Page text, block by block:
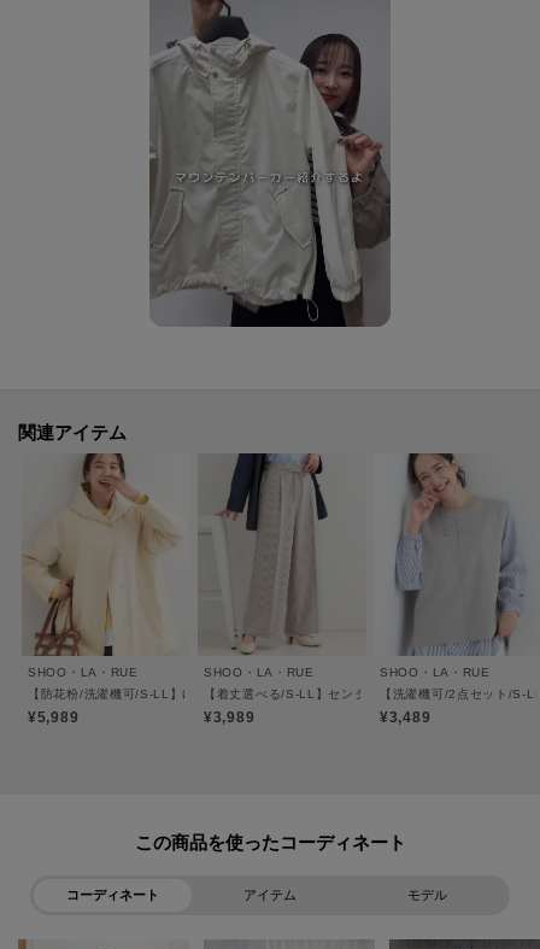
(身長:163㎝ 体型:普通 グレーのLサイズ購入)
・ゴールドのファスナーにスナップが華やかさをプラスさせてくれる1枚です
カラーも春らしいホワイトを選び、どんなコーディネートにも合わせやす
(身長:159㎝ 体型:ふっくら オフホワイトのMサイズ購入)
・ゆったりしているので、着用していて楽です。
ゴールドの金具が上品で、オンオフ使えそうです。
ネイビーを購入しましたが、春だけでなく秋にも適していると思います。
(身長:159㎝ 体型:普通 ネイビーのMサイズ購入) とのお声を頂戴してお
【仕様】
・裏地あり
※照明の関係により、実際よりも色味が違って見える場合があります。ま
た、パソコン・スマートフォンなどの環境により、若干製品と画像のカラー
が異なる場合もございます。
ーーーーーーーーーーーーーーーーーーーーーーーーーーーー
■気になるアイテムは『お気に入り登録』がおすすめです！■
関連アイテム
SHOO・LA・RUE
【防花粉/洗濯機可/S-LL】ゆったり着られる 大人のテントフーディージャケット
¥5,989
SHOO・LA・RUE
【着丈選べる/S-LL】センタープレスできちんと見え イ
¥3,989
SHOO・LA・RUE
【洗濯機可/2点セット/S-
¥3,489
この商品を使った
コーディネート アイテム モデル